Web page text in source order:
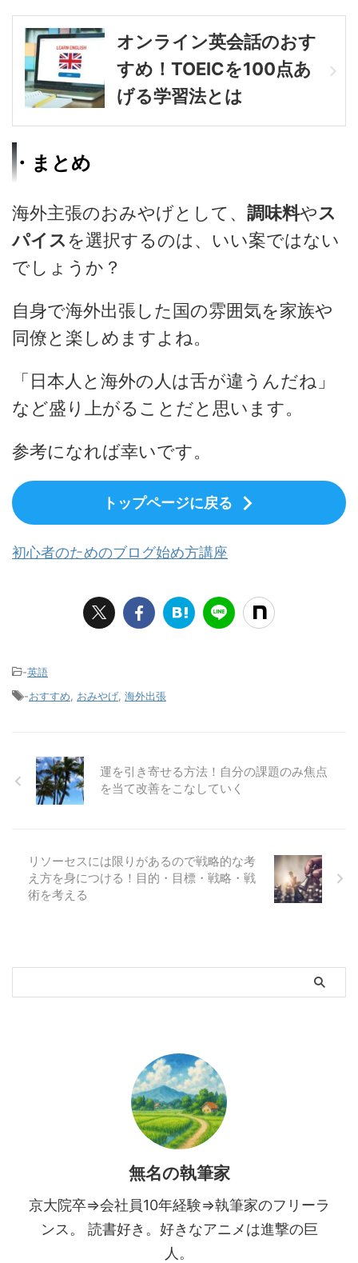
オンライン英会話のおす
すめ！TOEICを100点あ
げる学習法とは
・まとめ
海外主張のおみやげとして、 調味料やス
パイスを選択するのは、いい案ではない
でしょうか？
自身で海外出張した国の雰囲気を家族や
同僚と楽しめますよね。
「日本人と海外の人は舌が違うんだね」
など盛り上がることだと思います。
参考になれば幸いです。
トップページに戻る
初心者のためのブログ始め方講座
-英語
-おすすめ おみやげ 海外出張
運を引き寄せる方法！自分の課題のみ焦点
を当て改善をこなしていく
リソーセスには限りがあるので戦略的な考
え方を身につける！目的・目標・戦略・戦
術を考える
無名の執筆家
京大院卒⇒会社員10年経験⇒執筆家のフリーラ
ンス。 読書好き。好きなアニメは進撃の巨
人。